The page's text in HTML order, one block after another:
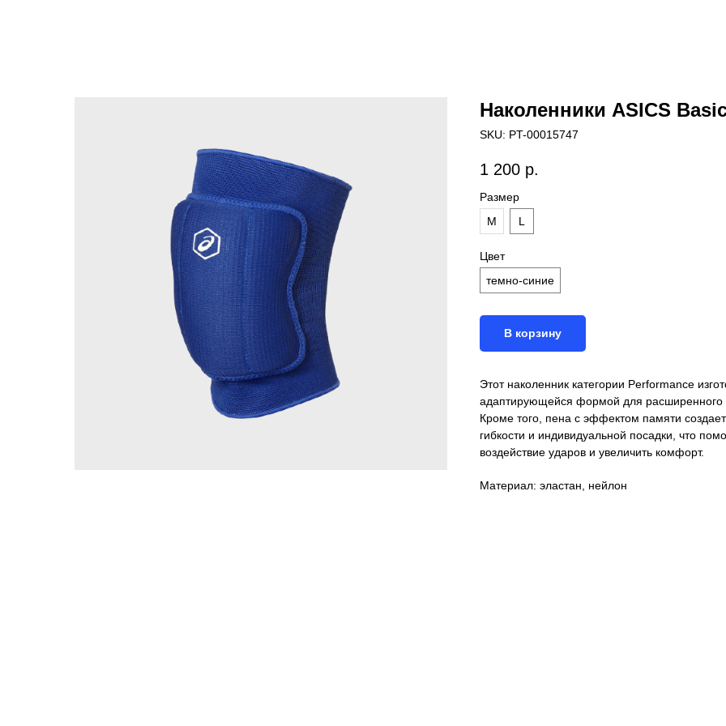
Наколенники ASICS
SKU: PT-00015747
1 200 р.
Размер
M
L
Цвет
темно-синие
В корзину
Этот наколенник категории Performance
адаптирующейся формой для расширенного
Кроме того, пена с эффектом памяти
гибкости и индивидуальной посадки, что
воздействие ударов и увеличить комфорт.
Материал: эластан, нейлон